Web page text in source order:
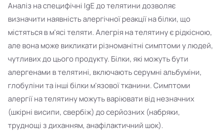
Аналіз на специфічні IgE до телятини дозволяє
визначити наявність алергічної реакції на білки, що
містяться в м'ясі теляти. Алегрія на телятину є рідкісною,
але вона може викликати різноманітні симптоми у людей,
чутливих до цього продукту. Білки, які можуть бути
алергенами в телятині, включають серумні альбуміни,
глобуліни та інші білки м'язової тканини. Симптоми
алергії на телятину можуть варіювати від незначних
(шкірні висипи, свербіж) до серйозних (набряки,
труднощі з диханням, анафілактичний шок).